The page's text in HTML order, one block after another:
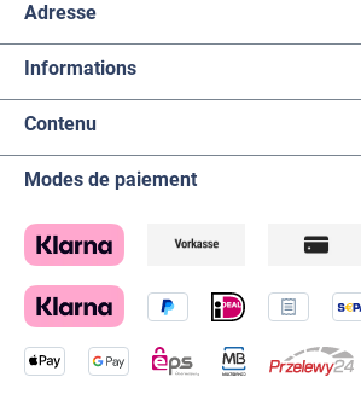
Adresse
Informations
Contenu
Modes de paiement